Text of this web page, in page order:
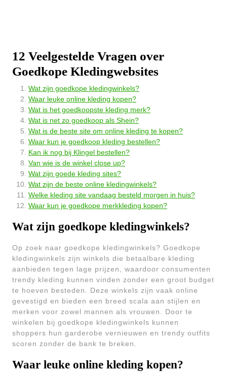
12 Veelgestelde Vragen over
Goedkope Kledingwebsites
Wat zijn goedkope kledingwinkels?
Waar leuke online kleding kopen?
Wat is het goedkoopste kleding merk?
Wat is net zo goedkoop als Shein?
Wat is de beste site om online kleding te kopen?
Waar kun je goedkoop kleding bestellen?
Kan ik nog bij Klingel bestellen?
Van wie is de winkel close up?
Wat zijn goede kleding sites?
Wat zijn de beste online kledingwinkels?
Welke kleding site vandaag besteld morgen in huis?
Waar kun je goedkope merkkleding kopen?
Wat zijn goedkope kledingwinkels?
Op zoek naar goedkope kledingwinkels? Goedkope
kledingwinkels zijn winkels die betaalbare kleding
aanbieden tegen lage prijzen, waardoor consumenten
trendy kleding kunnen vinden zonder een groot budget
te hoeven besteden. Deze winkels zijn vaak online
gevestigd en bieden een breed scala aan stijlen en
merken voor zowel mannen als vrouwen. Door te
winkelen bij goedkope kledingwinkels kunnen
shoppers hun garderobe vernieuwen en trendy outfits
scoren zonder de bank te breken.
Waar leuke online kleding kopen?